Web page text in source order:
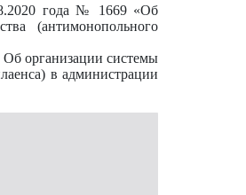
года № 1669 «Об
(антимонопольного
организации системы
в администрации